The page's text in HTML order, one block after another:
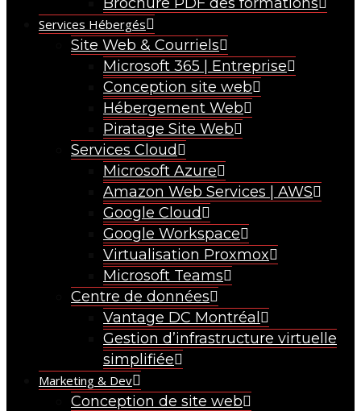
Services Hébergés
Site Web & Courriels
Microsoft 365 | Entreprise
Conception site web
Hébergement Web
Piratage Site Web
Services Cloud
Microsoft Azure
Amazon Web Services | AWS
Google Cloud
Google Workspace
Virtualisation Proxmox
Microsoft Teams
Centre de données
Vantage DC Montréal
Gestion d’infrastructure virtuelle
simplifiée
Marketing & Dev
Conception de site web